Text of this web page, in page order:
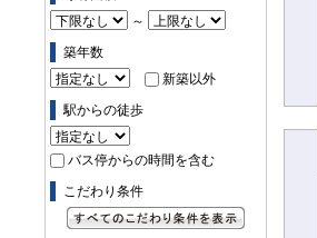
～
築年数
新築以外
駅からの徒歩
バス停からの時間を含む
こだわり条件